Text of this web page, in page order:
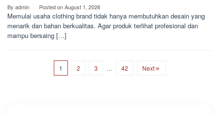
By admin Posted onAugust 1, 2026
Memulai usaha clothing brand tidak hanya membutuhkan desain yang
menarik dan bahan berkualitas. Agar produk terlihat profesional dan
mampu bersaing […]
1 2 3 … 42 Next